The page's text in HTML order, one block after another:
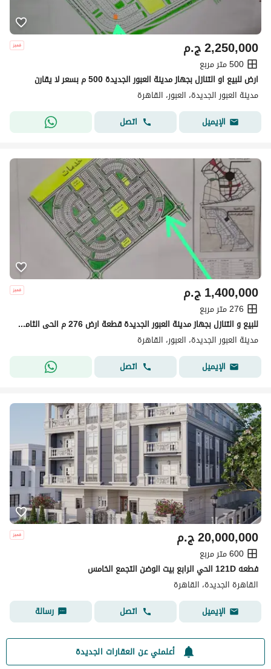
ج.م2,250,000
500 متر مربع
ارض للبيع او التنازل بجهاز مدينة العبور الجديدة 500 م بسعر لا يقارن
مدينة العبور الجديدة، العبور، القاهرة
الإيميل
اتصل
ج.م1,400,000
276 متر مربع
للبيع و التنازل بجهاز مدينة العبور الجديدة قطعة ارض 276 م الحى الثامن على حديقة و طريق رئيسى
مدينة العبور الجديدة، العبور، القاهرة
الإيميل
اتصل
ج.م20,000,000
600 متر مربع
فطعه 121D الحي الرابع بيت الوضن التجمع الخامس
القاهرة الجديدة، القاهرة
الإيميل
اتصل رسالة
أعلمني عن العقارات الجديدة